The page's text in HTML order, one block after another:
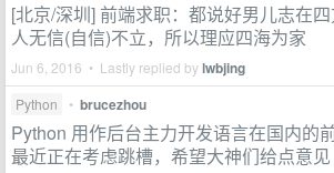
[北京/深圳] 前端求职：都说好男儿志在
人无信(自信)不立，所以理应四海为家
Jun 6, 2016 • Lastly replied bylwbjing
Python • brucezhou
Python 用作后台主力开发语言在国内的
最近正在考虑跳槽，希望大神们给点意见